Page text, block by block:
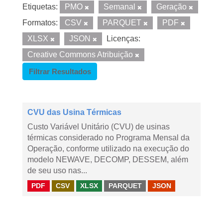
Etiquetas: PMO Semanal
Geração
Formatos:
CSV PARQUET
PDF
XLSX
JSON
Licenças:
Creative Commons Atribuição
Filtrar Resultados
CVU das Usina Térmicas
Custo Variável Unitário (CVU) de usinas
térmicas considerado no Programa Mensal da
Operação, conforme utilizado na execução do
modelo NEWAVE, DECOMP, DESSEM, além
de seu uso nas...
PDF CSV XLSX PARQUET JSON